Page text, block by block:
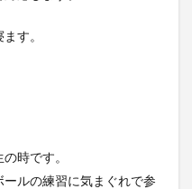
す。
時です。
ルの練習に気まぐれで参